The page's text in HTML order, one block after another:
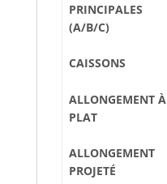
PRINCIPALES
(A/B/C)
CAISSONS
ALLONGEMENT À
PLAT
ALLONGEMENT
PROJETÉ